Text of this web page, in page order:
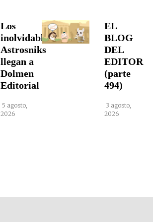
Los
inolvidables
Astrosniks
llegan a
Dolmen
Editorial
5 agosto,
2026
EL
BLOG
DEL
EDITOR
(parte
494)
3 agosto,
2026